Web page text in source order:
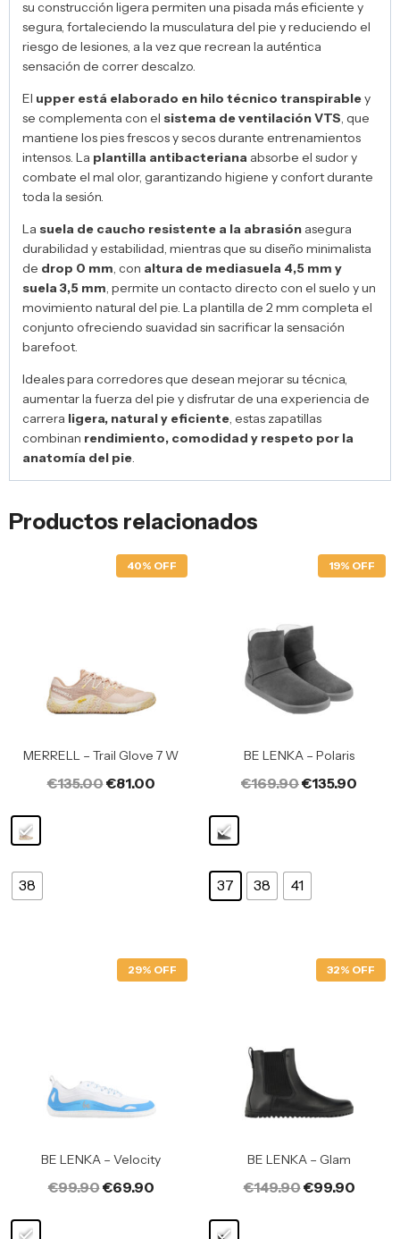
su construcción ligera permiten una pisada más eficiente y
segura, fortaleciendo la musculatura del pie y reduciendo el
riesgo de lesiones, a la vez que recrean la auténtica
sensación de correr descalzo.
El upper está elaborado en hilo técnico transpirabley
se complementa con el sistema de ventilación VTS, que
mantiene los pies frescos y secos durante entrenamientos
intensos. La plantilla antibacteriana absorbe el sudor y
combate el mal olor, garantizando higiene y confort durante
toda la sesión.
La suela de caucho resistente a la abrasión asegura
durabilidad y estabilidad, mientras que su diseño minimalista
de drop 0 mm, con altura de mediasuela 4,5 mm y
suela 3,5 mm, permite un contacto directo con el suelo y un
movimiento natural del pie. La plantilla de 2 mm completa el
conjunto ofreciendo suavidad sin sacrificar la sensación
barefoot.
Ideales para corredores que desean mejorar su técnica,
aumentar la fuerza del pie y disfrutar de una experiencia de
carrera ligera, natural y eficiente, estas zapatillas
combinan rendimiento, comodidad y respeto por la
anatomía del pie.
Productos relacionados
40% OFF
MERRELL – Trail Glove 7 W
€135.00€81.00
38
19% OFF
BE LENKA – Polaris
€169.90€135.90
37 38 41
29% OFF
BE LENKA – Velocity
€99.90€69.90
32% OFF
BE LENKA – Glam
€149.90€99.90